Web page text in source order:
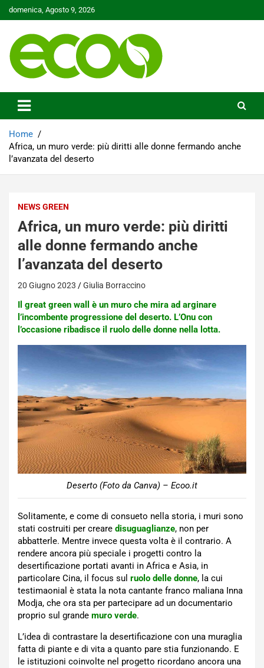
Skip
to
domenica, Agosto 9, 2026
Ecoo.it
Home
Africa, un muro verde: più diritti alle donne fermando anche
l’avanzata del deserto
NEWS GREEN
Africa, un muro verde: più diritti
alle donne fermando anche
l’avanzata del deserto
20 Giugno 2023 Giulia Borraccino
Il great green wall è un muro che mira ad arginare
l’incombente progressione del deserto. L’Onu con
l’occasione ribadisce il ruolo delle donne nella lotta.
Deserto (Foto da Canva) – Ecoo.it
Solitamente, e come di consueto nella storia, i muri sono
stati costruiti per creare disuguaglianze, non per
abbatterle. Mentre invece questa volta è il contrario. A
rendere ancora più speciale i progetti contro la
desertificazione portati avanti in Africa e Asia, in
particolare Cina, il focus sul ruolo delle donne, la cui
testimaonial è stata la nota cantante franco maliana Inna
Modja, che ora sta per partecipare ad un documentario
proprio sul grande muro verde.
L’idea di contrastare la desertificazione con una muraglia
fatta di piante e di vita a quanto pare stia funzionando. E
le istituzioni coinvolte nel progetto ricordano ancora una